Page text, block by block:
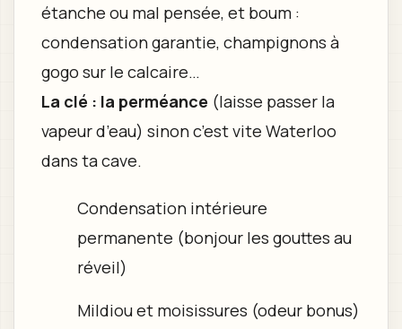
étanche ou mal pensée, et boum :
condensation garantie, champignons à
gogo sur le calcaire…
La clé : la perméance (laisse passer la
vapeur d’eau) sinon c’est vite Waterloo
dans ta cave.
Condensation intérieure
permanente (bonjour les gouttes au
réveil)
Mildiou et moisissures (odeur bonus)